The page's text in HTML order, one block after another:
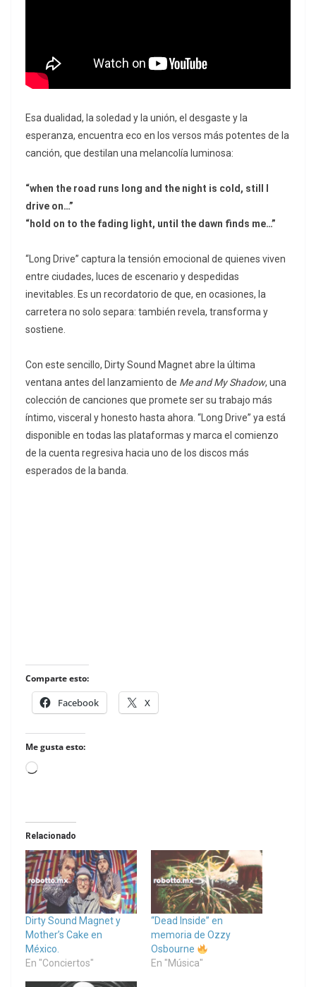
Esa dualidad, la soledad y la unión, el desgaste y la
esperanza, encuentra eco en los versos más potentes de la
canción, que destilan una melancolía luminosa:
“when the road runs long and the night is cold, still I
drive on…”
“hold on to the fading light, until the dawn finds me…”
“Long Drive” captura la tensión emocional de quienes viven
entre ciudades, luces de escenario y despedidas
inevitables. Es un recordatorio de que, en ocasiones, la
carretera no solo separa: también revela, transforma y
sostiene.
Con este sencillo, Dirty Sound Magnet abre la última
ventana antes del lanzamiento de Me and My Shadow, una
colección de canciones que promete ser su trabajo más
íntimo, visceral y honesto hasta ahora. “Long Drive” ya está
disponible en todas las plataformas y marca el comienzo
de la cuenta regresiva hacia uno de los discos más
esperados de la banda.
Comparte esto:
Facebook X
Me gusta esto:
Loading…
Relacionado
Dirty Sound Magnet y
Mother’s Cake en
México.
En "Conciertos"
“Dead Inside” en
memoria de Ozzy
Osbourne
En "Música"